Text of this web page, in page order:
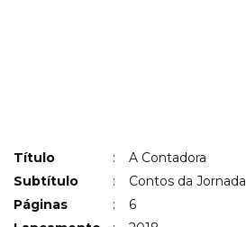
Título :
A Contadora
Subtítulo
:
Contos da Jornada
Páginas
:
6